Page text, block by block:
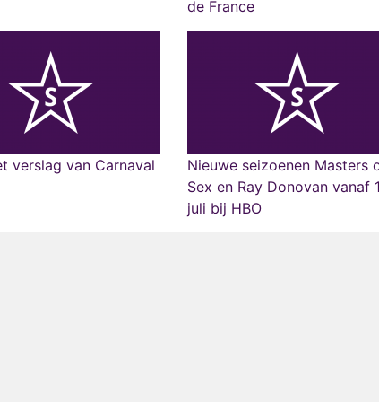
de France
verslag van Carnaval
Nieuwe seizoenen Masters
Sex en Ray Donovan vanaf
juli bij HBO